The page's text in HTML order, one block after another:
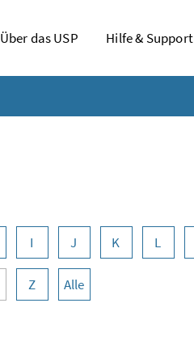
Über das USP Hilfe & Support
I J K L
Z Alle